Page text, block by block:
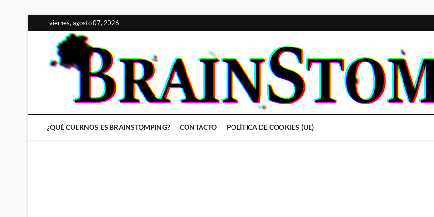
al
contenido
viernes, agosto 07, 2026
¿QUÉ CUERNOS ES BRAINSTOMPING? CONTACTO POLÍTICA DE COOKIES (UE)